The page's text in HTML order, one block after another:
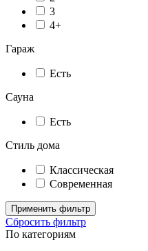
3
4+
Гараж
Есть
Сауна
Есть
Стиль дома
Классическая
Современная
Применить фильтр
Сбросить фильтр
По категориям